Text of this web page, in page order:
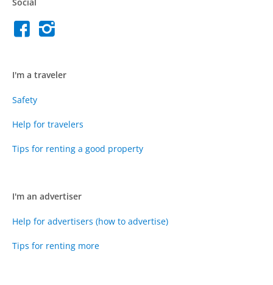
Social
I'm a traveler
Safety
Help for travelers
Tips for renting a good property
I'm an advertiser
Help for advertisers (how to advertise)
Tips for renting more